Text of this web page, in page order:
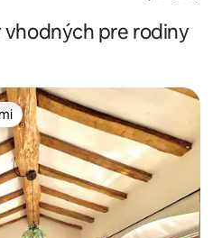
pre rodiny